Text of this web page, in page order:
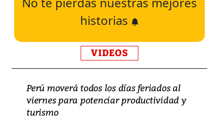
historias
VIDEOS
Perú moverá todos los días feriados al
viernes para potenciar productividad y
turismo